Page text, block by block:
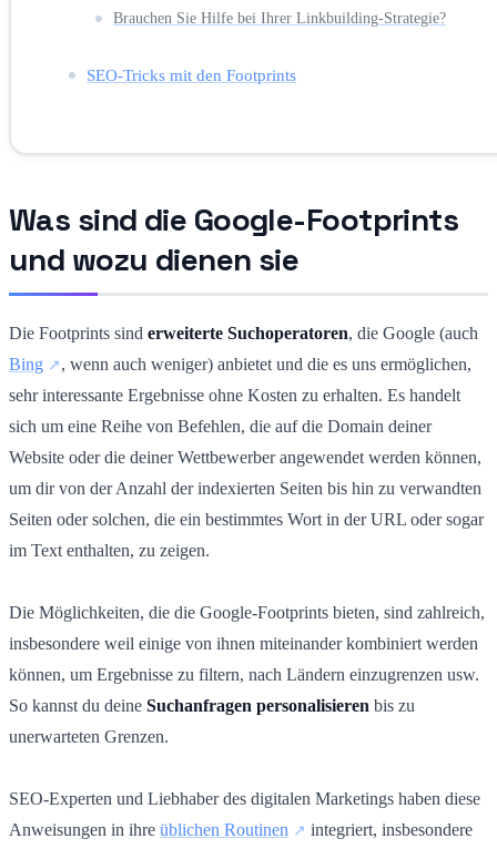
Brauchen Sie Hilfe bei Ihrer Linkbuilding-Strategie?
SEO-Tricks mit den Footprints
Was sind die Google-Footprints
und wozu dienen sie
Die Footprints sind erweiterte Suchoperatoren, die Google (auch
Bing
, wenn auch weniger) anbietet und die es uns ermöglichen,
sehr interessante Ergebnisse ohne Kosten zu erhalten. Es handelt
sich um eine Reihe von Befehlen, die auf die Domain deiner
Website oder die deiner Wettbewerber angewendet werden können,
um dir von der Anzahl der indexierten Seiten bis hin zu verwandten
Seiten oder solchen, die ein bestimmtes Wort in der URL oder sogar
im Text enthalten, zu zeigen.
Die Möglichkeiten, die die Google-Footprints bieten, sind zahlreich,
insbesondere weil einige von ihnen miteinander kombiniert werden
können, um Ergebnisse zu filtern, nach Ländern einzugrenzen usw.
So kannst du deine Suchanfragen personalisieren bis zu
unerwarteten Grenzen.
SEO-Experten und Liebhaber des digitalen Marketings haben diese
Anweisungen in ihre üblichen Routinen
integriert, insbesondere